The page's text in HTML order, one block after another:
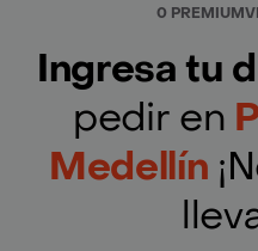
0
Ingresa tu
pedir en
Medellín